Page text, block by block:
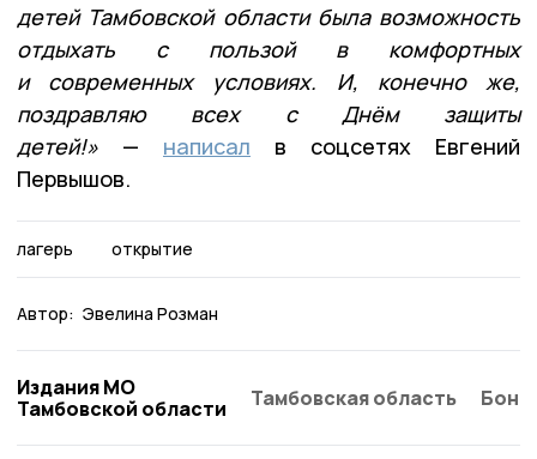
детей Тамбовской области была возможность
отдыхать с пользой в комфортных
и современных условиях. И, конечно же,
поздравляю всех с Днём защиты
детей!» — написал в соцсетях Евгений
Первышов.
лагерь открытие
Автор: Эвелина Розман
Издания МО
Тамбовской области
Тамбовская область